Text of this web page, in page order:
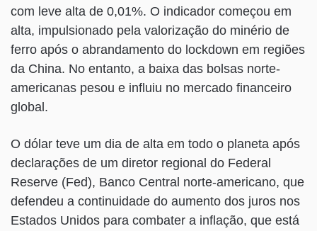
com leve alta de 0,01%. O indicador começou em
alta, impulsionado pela valorização do minério de
ferro após o abrandamento do lockdown em regiões
da China. No entanto, a baixa das bolsas norte-
americanas pesou e influiu no mercado financeiro
global.
O dólar teve um dia de alta em todo o planeta após
declarações de um diretor regional do Federal
Reserve (Fed), Banco Central norte-americano, que
defendeu a continuidade do aumento dos juros nos
Estados Unidos para combater a inflação, que está